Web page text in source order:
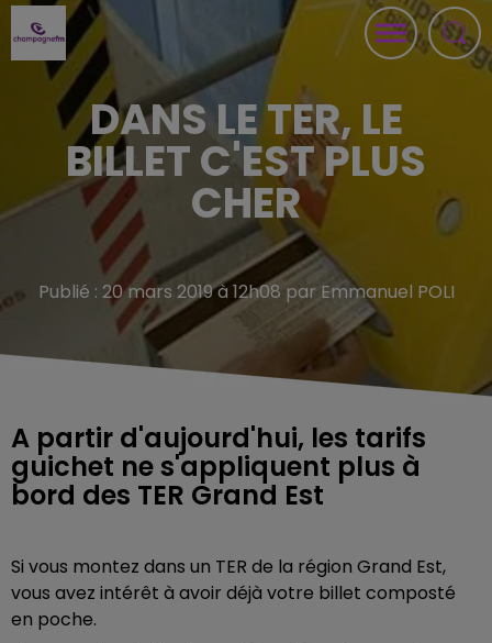
DANS LE TER, LE
BILLET C'EST PLUS
CHER
Publié : 20 mars 2019 à 12h08 par Emmanuel POLI
A partir d'aujourd'hui, les tarifs
guichet ne s'appliquent plus à
bord des TER Grand Est
Si vous montez dans un TER de la région Grand Est,
vous avez intérêt à avoir déjà votre billet composté
en poche.